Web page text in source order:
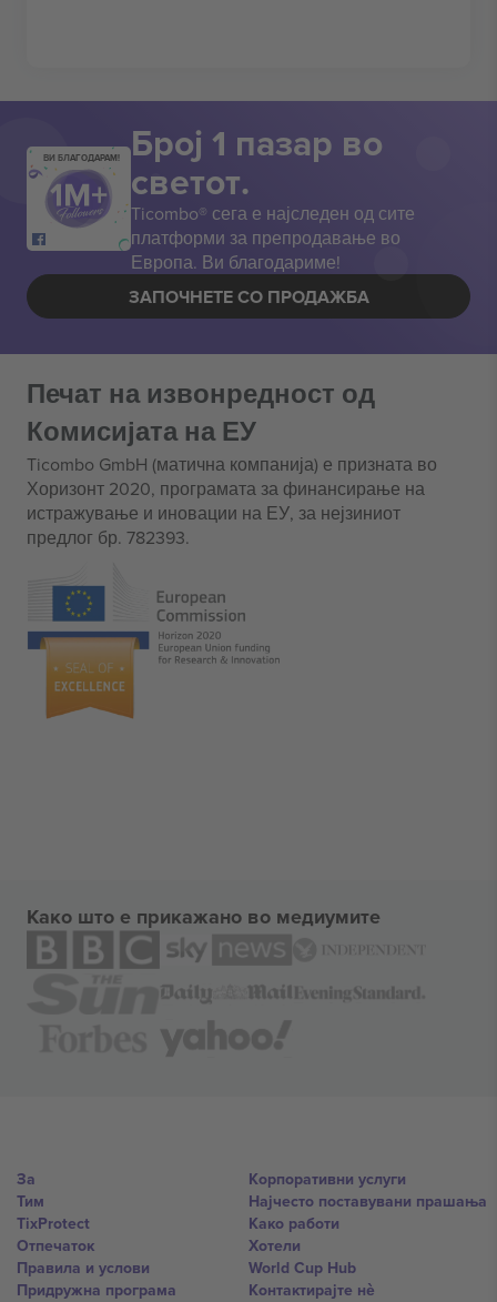
ВИ БЛАГОДАРАМ! Број 1 пазар во
светот.
Ticombo® сега е најследен од сите
платформи за препродавање во
Европа. Ви благодариме!
ЗАПОЧНЕТЕ СО ПРОДАЖБА
Печат на извонредност од
Комисијата на ЕУ
Ticombo GmbH (матична компанија) е призната во
Хоризонт 2020, програмата за финансирање на
истражување и иновации на ЕУ, за нејзиниот
предлог бр. 782393.
Како што е прикажано во медиумите
За
Тим
TixProtect
Отпечаток
Правила и услови
Придружна програма
Корпоративни услуги
Најчесто поставувани прашања
Како работи
Хотели
World Cup Hub
Контактирајте нѐ